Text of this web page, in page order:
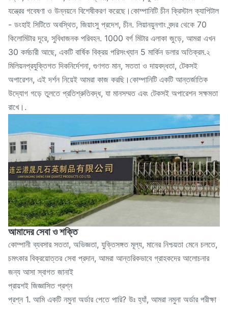
যন্ত্রের গবেষণা ও উন্নয়নে বিশেষীকরণ করেছে।কোম্পানিটি চীন ক্রিস্টাল ক্যাপিটাল
- ডংহাই সিটিতে অবস্থিত, জিয়াংসু প্রদেশ, চীন. লিয়ানয়ুনগাং বন্দর থেকে 70
কিলোমিটার দূরে, সুবিধাজনক পরিবহন. 1000 বর্গ মিটার এলাকা জুড়ে, আমরা এখন
30 কর্মচারী আছে, একটি বার্ষিক বিক্রয় পরিসংখ্যান 5 মার্কিন ডলার অতিক্রম.২
মিলিয়নপ্রযুক্তিগত দিকনির্দেশনা, গুণগত মান, সততা ও দায়বদ্ধতা, টেকসই
অপারেশন, এই দর্শন নিয়েই আমরা কাজ করছি।কোম্পানিটি একটি আন্তর্জাতিক
উদ্যোগ গড়ে তুলতে প্রতিশ্রুতিবদ্ধ, যা মানসম্মত এবং টেকসই অপারেশন সক্ষমতা
রাখে।.
আমাদের সেবা ও শক্তি
কোম্পানী ব্যবসার সততা, অভিজ্ঞতা, যুক্তিসঙ্গত মূল্য, মানের নিশ্চয়তা মেনে চলতে,
চমৎকার বিক্রয়োত্তর সেবা প্রদান, আমরা আন্তরিকভাবে গ্রাহকদের আলোচনার
জন্য আসা স্বাগত জানাই
প্রায়শই জিজ্ঞাসিত প্রশ্ন
প্রশ্ন 1. আমি একটি নমুনা অর্ডার পেতে পারি? উঃ হ্যাঁ, আমরা নমুনা অর্ডার পরীক্ষা